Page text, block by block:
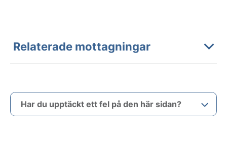
Relaterade mottagningar
Har du upptäckt ett fel på den här sidan?